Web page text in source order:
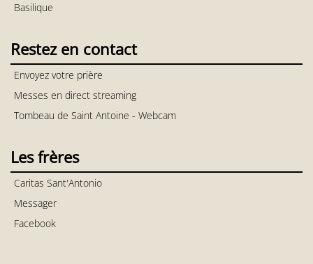
Basilique
Restez en contact
Envoyez votre prière
Messes en direct streaming
Tombeau de Saint Antoine - Webcam
Les frères
Caritas Sant'Antonio
Messager
Facebook